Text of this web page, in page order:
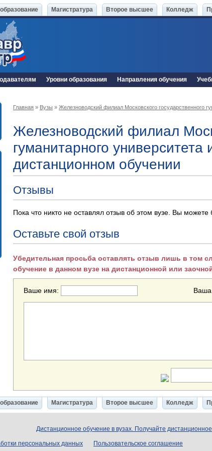
Магистратура Второе высшее Колледж
Уровни образования Направления обучения
Главная » Вузы » Железноводский филиал Московского государственного
Железноводский филиал
гуманитарного
дистанционном обучении
Отзывы
Пока что никто не оставлял отзыв об этом вузе. Вы
Оставьте свой отзыв
Убедительная просьба оставлять отзыв лишь в том
обучение в данном вузе на дистанционной или
Ваше имя: Ваша
Магистратура Второе высшее Колледж
Дистанционное обучение в вузах. Получайте
персональных данных Пользовательское соглашение